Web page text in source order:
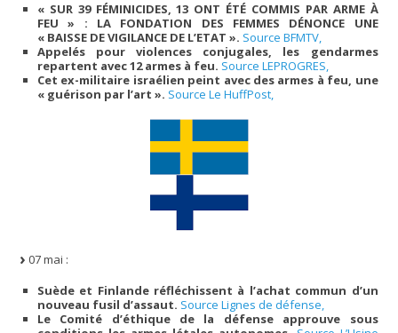
« SUR 39 FÉMINICIDES, 13 ONT ÉTÉ COMMIS PAR ARME À
FEU » : LA FONDATION DES FEMMES DÉNONCE UNE
« BAISSE DE VIGILANCE DE L’ETAT ». Source BFMTV,
Appelés pour violences conjugales, les gendarmes
repartent avec 12 armes à feu. Source LEPROGRES,
Cet ex-militaire israélien peint avec des armes à feu, une
« guérison par l’art ». Source Le HuffPost,
07 mai :
Suède et Finlande réfléchissent à l’achat commun d’un
nouveau fusil d’assaut. Source Lignes de défense,
Le Comité d’éthique de la défense approuve sous